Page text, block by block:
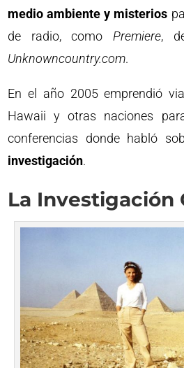
medio ambiente y misterios
de radio, como Premiere,
Unknowncountry.com.
En el año 2005 emprendió
Hawaii y otras naciones
conferencias donde habló
investigación.
La Investigación